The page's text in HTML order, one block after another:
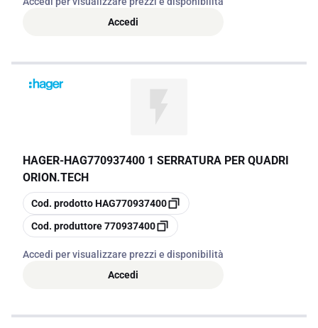
Accedi
HAGER-HAG770937400 1 SERRATURA PER QUADRI
ORION.TECH
copia
Cod. prodottoHAG770937400
copia
Cod. produttore770937400
Accedi per visualizzare prezzi e disponibilità
Accedi